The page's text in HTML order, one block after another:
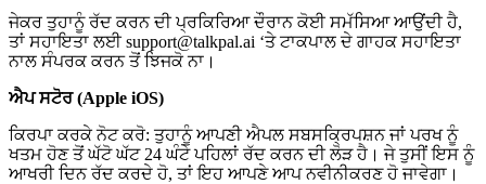
ਜੇਕਰ ਤੁਹਾਨੂੰ ਰੱਦ ਕਰਨ ਦੀ ਪ੍ਰਕਿਰਿਆ ਦੌਰਾਨ ਕੋਈ ਸਮੱਸਿਆ ਆਉਂਦੀ ਹੈ,
ਤਾਂ ਸਹਾਇਤਾ ਲਈ support@talkpal.ai ‘ਤੇ ਟਾਕਪਾਲ ਦੇ ਗਾਹਕ ਸਹਾਇਤਾ
ਨਾਲ ਸੰਪਰਕ ਕਰਨ ਤੋਂ ਝਿਜਕੋ ਨਾ।
ਐਪ ਸਟੋਰ (Apple iOS)
ਕਿਰਪਾ ਕਰਕੇ ਨੋਟ ਕਰੋ: ਤੁਹਾਨੂੰ ਆਪਣੀ ਐਪਲ ਸਬਸਕ੍ਰਿਪਸ਼ਨ ਜਾਂ ਪਰਖ ਨੂੰ
ਖਤਮ ਹੋਣ ਤੋਂ ਘੱਟੋ ਘੱਟ 24 ਘੰਟੇ ਪਹਿਲਾਂ ਰੱਦ ਕਰਨ ਦੀ ਲੋੜ ਹੈ। ਜੇ ਤੁਸੀਂ ਇਸ ਨੂੰ
ਆਖਰੀ ਦਿਨ ਰੱਦ ਕਰਦੇ ਹੋ, ਤਾਂ ਇਹ ਆਪਣੇ ਆਪ ਨਵੀਨੀਕਰਣ ਹੋ ਜਾਵੇਗਾ।